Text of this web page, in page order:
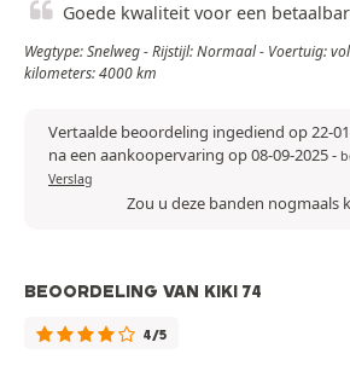
Goede kwaliteit voor een
Wegtype: Snelweg - Rijstijl: Normaal - Voertuig:
kilometers: 4000 km
Vertaalde beoordeling ingediend op 22-
na een aankoopervaring op 08-09-2025-
Verslag
Zou u deze banden nogmaals
BEOORDELING VAN KIKI 74
4/5